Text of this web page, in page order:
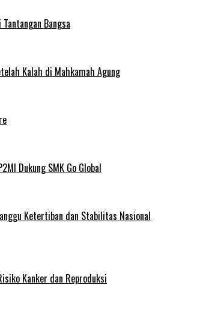
Bangsa
Kalah di Mahkamah Agung
Dukung SMK Go Global
Ketertiban dan Stabilitas Nasional
Kanker dan Reproduksi